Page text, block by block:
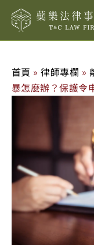
首頁 »律師專欄 »
暴怎麼辦？保護令